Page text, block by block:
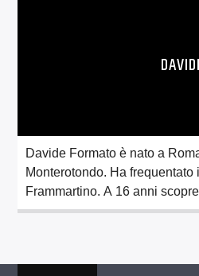
Davide Formato è nato a
Monterotondo. Ha
Frammartino. A 16 anni
doppiaggio e del teatro,
Scuole di […]